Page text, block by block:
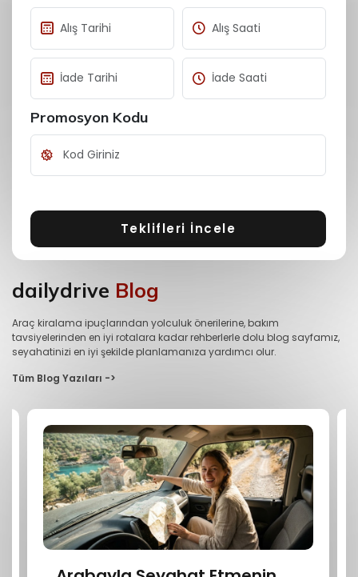
Promosyon Kodu
Teklifleri İncele
dailydrive Blog
Araç kiralama ipuçlarından yolculuk önerilerine, bakım
tavsiyelerinden en iyi rotalara kadar rehberlerle dolu blog sayfamız,
seyahatinizi en iyi şekilde planlamanıza yardımcı olur.
Tüm Blog Yazıları ->